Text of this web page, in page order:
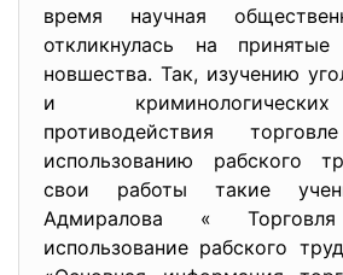
время научная
откликнулась на принятые
новшества. Так, изучению
и
противодействия
использованию рабского
свои работы такие
Адмиралова «
использование рабского